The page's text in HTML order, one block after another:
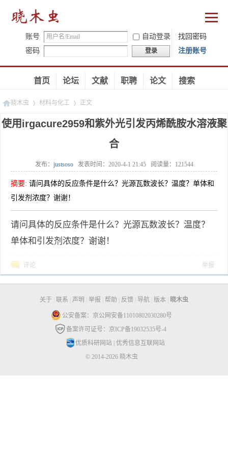
账号 自动登录
找回密码
密码
登录 注册账号
首页 论坛 文献 职聘 论文 搜索
晓木虫 材料与化工 正文
使用irgacure2959和紫外光引发丙烯酰胺水溶液聚
合
发布： justsoso 发表时间： 2020-4-1 21:45 阅读量： 121544
摘要: 请问具体的反应条件是什么？光源瓦数波长？温度？单体和
引发剂浓度？谢谢！
请问具体的反应条件是什么？光源瓦数波长？温度？
单体和引发剂浓度？谢谢！
评论 举报
关于 联系 声明 举报 帮助 反馈 导航 版本 晓木虫
公安备案：京公网安备11010802030280号
备案许可证号：京ICP备19032535号-4
优质科研网站| 优秀信息互联网站
© 2014-2026 晓木虫